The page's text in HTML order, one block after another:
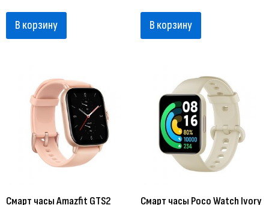
В корзину В корзину
Смарт часы Amazfit GTS2
Смарт часы Poco Watch Ivory